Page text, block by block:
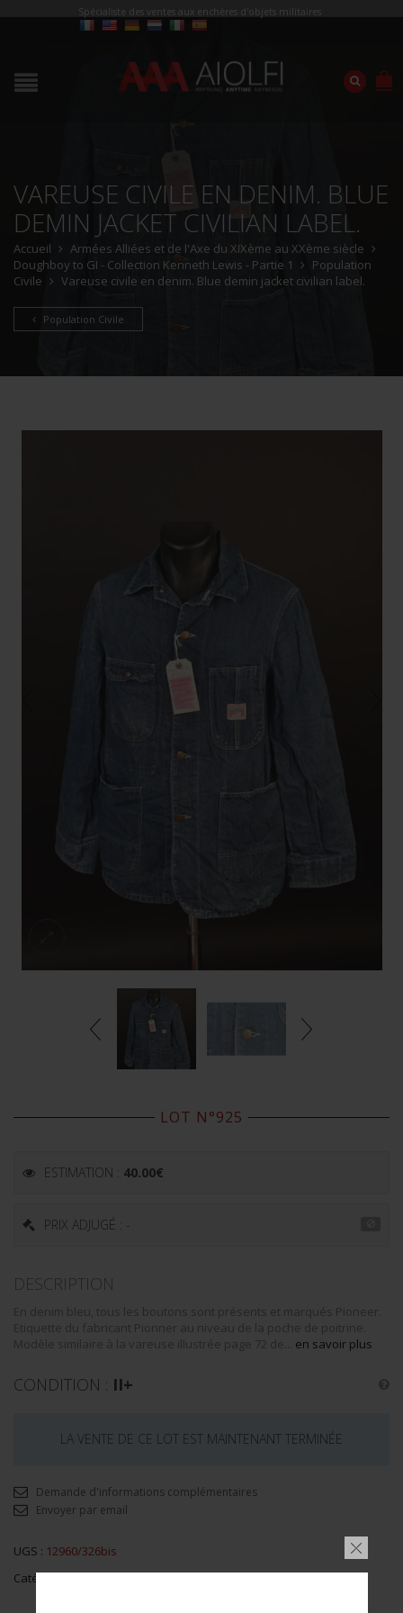
Spécialiste des ventes aux enchères d'objets militaires
VAREUSE CIVILE EN DENIM. BLUE
DEMIN JACKET CIVILIAN LABEL.
Accueil
Armées Alliées et de l'Axe du XIXème au XXème siècle
Doughboy to GI - Collection Kenneth Lewis - Partie 1
Population
Civile
Vareuse civile en denim. Blue demin jacket civilian label.
Population Civile
LOT N°925
ESTIMATION : 40.00€
PRIX ADJUGÉ : -
DESCRIPTION
En denim bleu, tous les boutons sont présents et marqués Pioneer.
Etiquette du fabricant Pionner au niveau de la poche de poitrine.
Modèle similaire à la vareuse illustrée page 72 de... en savoir plus
CONDITION : II+
LA VENTE DE CE LOT EST MAINTENANT TERMINÉE
Demande d'informations complémentaires
Envoyer par email
UGS : 12960/326bis
Catégorie :Population Civile